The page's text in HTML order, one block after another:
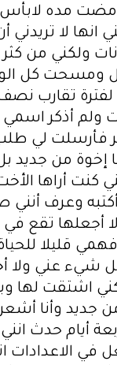
مده لابأس
تعاملها معي وأخبرتني
ولكني من
ومسحت كل
لفترة تقارب
أذكر اسمي
فأرسلت لي
من جديد
كنت أراها
وعرف أنني
لا أجعلها تقع
قليلا
كل شيء عني ولا
اشتقت لها
جديد وأنا
أيام حدث
في الاعدادات